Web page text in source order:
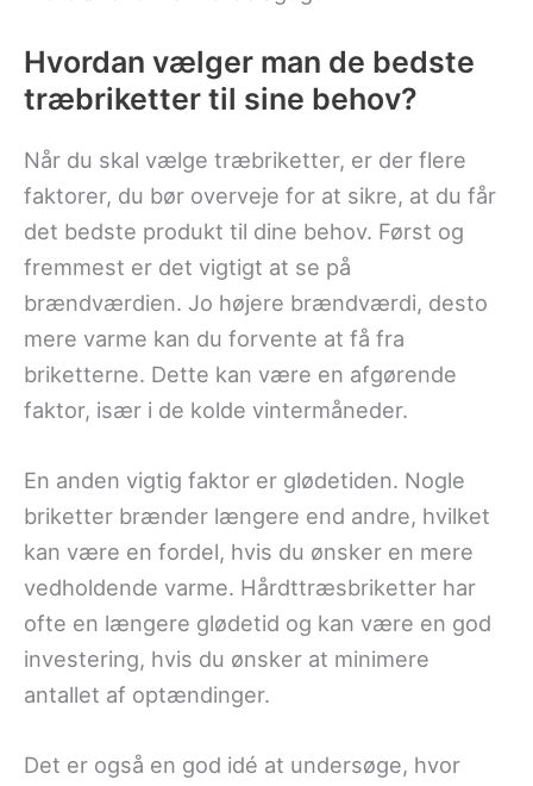
Hvordan vælger man de bedste
træbriketter til sine behov?
Når du skal vælge træbriketter, er der flere
faktorer, du bør overveje for at sikre, at du får
det bedste produkt til dine behov. Først og
fremmest er det vigtigt at se på
brændværdien. Jo højere brændværdi, desto
mere varme kan du forvente at få fra
briketterne. Dette kan være en afgørende
faktor, især i de kolde vintermåneder.
En anden vigtig faktor er glødetiden. Nogle
briketter brænder længere end andre, hvilket
kan være en fordel, hvis du ønsker en mere
vedholdende varme. Hårdttræsbriketter har
ofte en længere glødetid og kan være en god
investering, hvis du ønsker at minimere
antallet af optændinger.
Det er også en god idé at undersøge, hvor